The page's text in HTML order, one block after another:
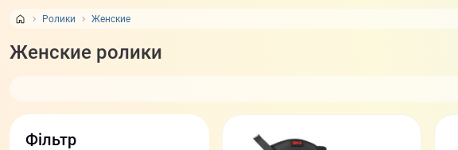
Ролики Женские
Женские ролики
Фільтр